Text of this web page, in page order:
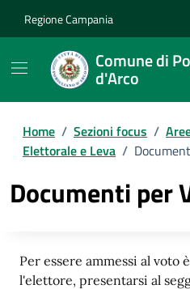
Regione Campania
Comune di
d'Arco
Home / Sezioni focus /
Elettorale e Leva /
Documenti per
Per essere ammessi al voto
l'elettore, presentarsi al